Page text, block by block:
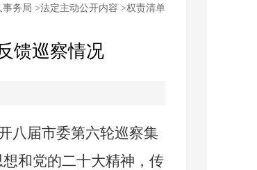
事务局 >法定主动公开内容 >权责清单
馈巡察情况
八届市委第六轮巡察集
和党的二十大精神，传